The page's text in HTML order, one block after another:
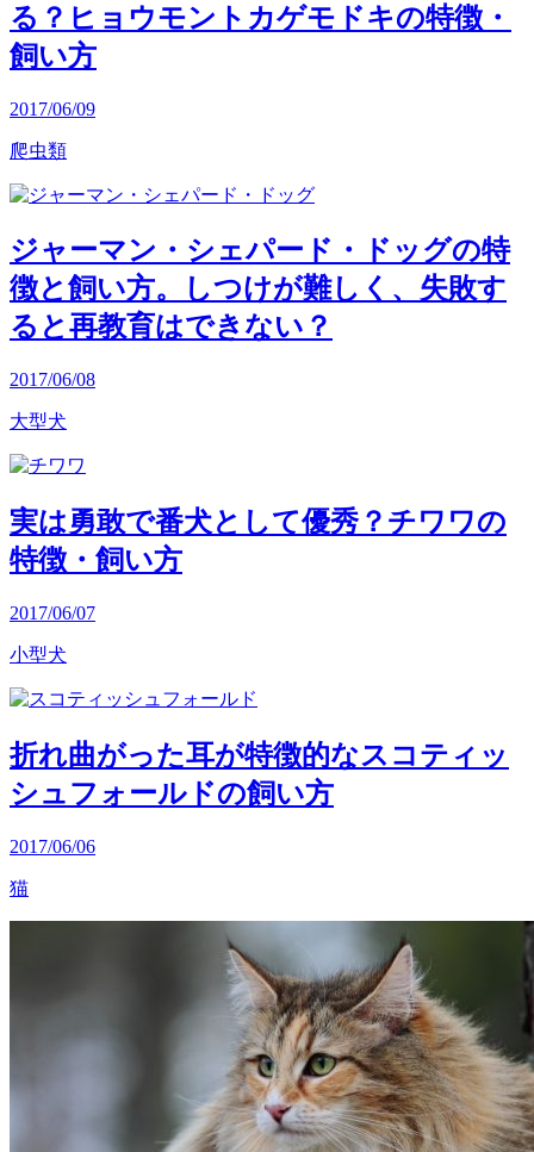
る？ヒョウモントカゲモドキの特徴・
飼い方
2017/06/09
爬虫類
ジャーマン・シェパード・ドッグの特
徴と飼い方。しつけが難しく、失敗す
ると再教育はできない？
2017/06/08
大型犬
実は勇敢で番犬として優秀？チワワの
特徴・飼い方
2017/06/07
小型犬
折れ曲がった耳が特徴的なスコティッ
シュフォールドの飼い方
2017/06/06
猫